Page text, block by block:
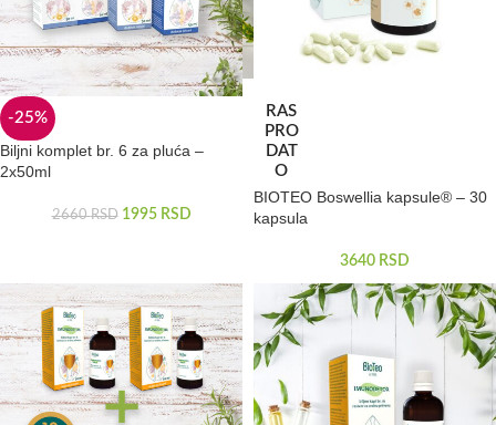
-25%
Biljni komplet br. 6 za pluća –
2x50ml
2660RSD 1995 RSD
RAS
PRO
DAT
O
BIOTEO Boswellia kapsule® – 30
kapsula
3640 RSD